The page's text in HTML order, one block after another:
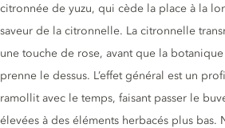
citronnée de yuzu, qui cède la place à la
saveur de la citronnelle. La citronnelle
une touche de rose, avant que la
prenne le dessus. L’effet général est un
ramollit avec le temps, faisant passer le
élevées à des éléments herbacés plus bas.